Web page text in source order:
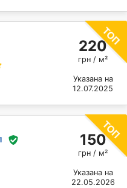
220
грн / м²
Указана на
12.07.2025
150
грн / м²
Указана на
22.05.2026